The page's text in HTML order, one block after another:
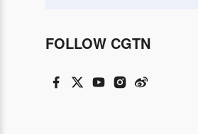
FOLLOW CGTN